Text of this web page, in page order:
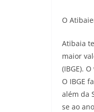
O
Atibaia
maior
(IBGE).
O IBGE
além da
se ao